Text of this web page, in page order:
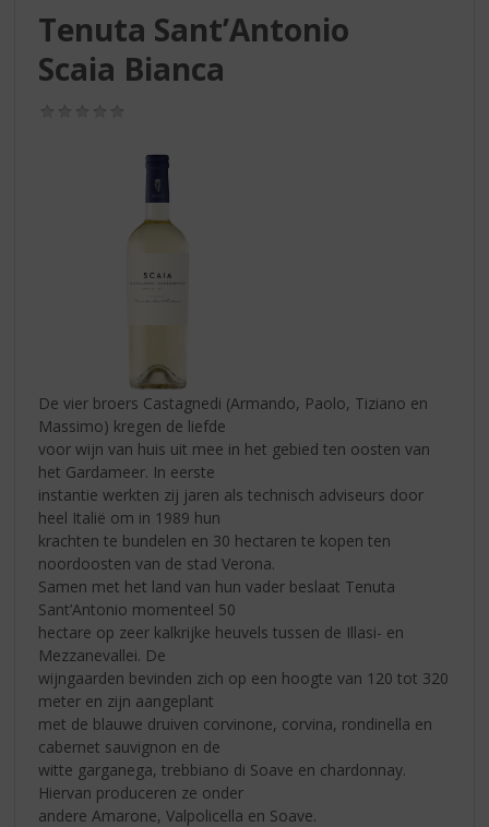
Tenuta Sant’Antonio
Scaia Bianca
De vier broers Castagnedi (Armando, Paolo, Tiziano en
Massimo) kregen de liefde
voor wijn van huis uit mee in het gebied ten oosten van
het Gardameer. In eerste
instantie werkten zij jaren als technisch adviseurs door
heel Italië om in 1989 hun
krachten te bundelen en 30 hectaren te kopen ten
noordoosten van de stad Verona.
Samen met het land van hun vader beslaat Tenuta
Sant’Antonio momenteel 50
hectare op zeer kalkrijke heuvels tussen de Illasi- en
Mezzanevallei. De
wijngaarden bevinden zich op een hoogte van 120 tot 320
meter en zijn aangeplant
met de blauwe druiven corvinone, corvina, rondinella en
cabernet sauvignon en de
witte garganega, trebbiano di Soave en chardonnay.
Hiervan produceren ze onder
andere Amarone, Valpolicella en Soave.